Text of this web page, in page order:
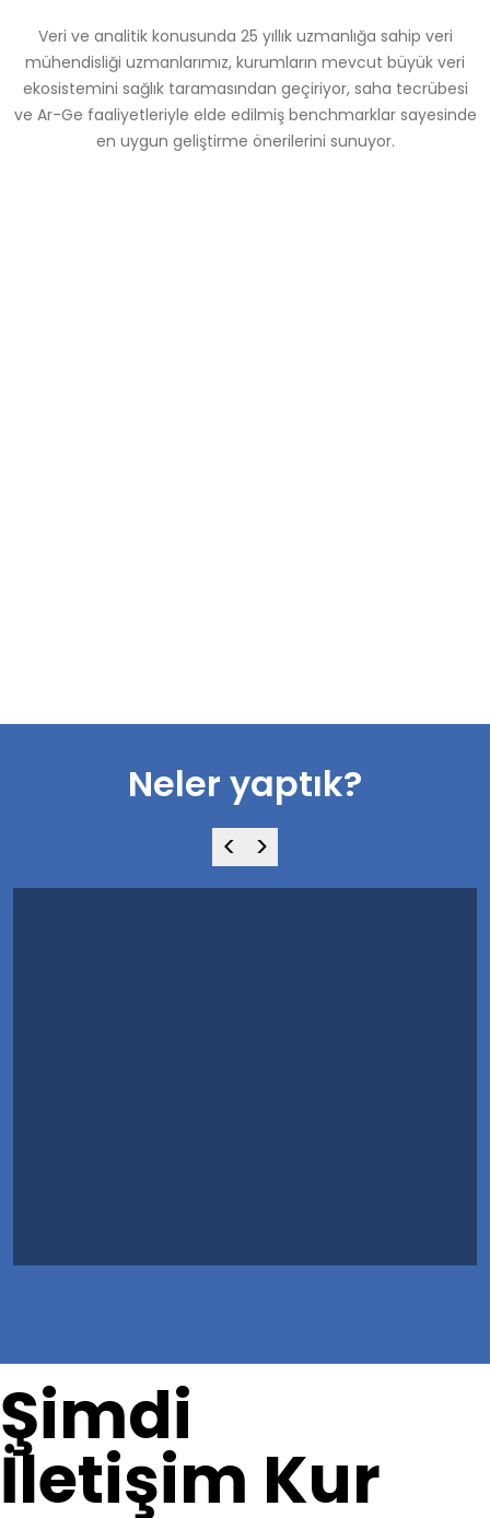
Veri ve analitik konusunda 25 yıllık uzmanlığa sahip veri
mühendisliği uzmanlarımız, kurumların mevcut büyük veri
ekosistemini sağlık taramasından geçiriyor, saha tecrübesi
ve Ar-Ge faaliyetleriyle elde edilmiş benchmarklar sayesinde
en uygun geliştirme önerilerini sunuyor.
Neler yaptık?
Şimdi
İletişim Kur